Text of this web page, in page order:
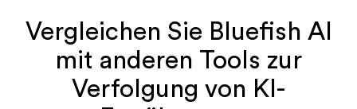
Vergleichen Sie Bluefish AI
mit anderen Tools zur
Verfolgung von KI-